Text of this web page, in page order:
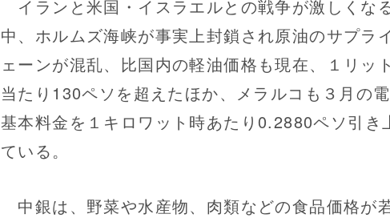
イランと米国・イスラエルとの戦争が激しくな
中、ホルムズ海峡が事実上封鎖され原油のサプラ
ェーンが混乱、比国内の軽油価格も現在、１リッ
当たり130ペソを超えたほか、メラルコも３月の
基本料金を１キロワット時あたり0.2880ペソ引き
ている。
中銀は、野菜や水産物、肉類などの食品価格が